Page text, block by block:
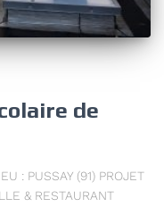
de
: PUSSAY (91) PROJET
& RESTAURANT